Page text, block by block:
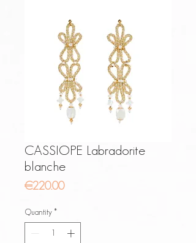
CASSIOPE Labradorite
blanche
€220.00Price
Quantity *